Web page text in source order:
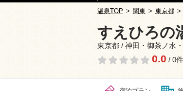
温泉TOP > 関東 > 東京都 >
すえひろの
東京都 / 神田・御茶ノ水
0.0 / 0件